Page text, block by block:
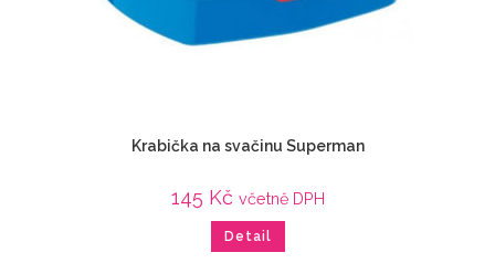
Krabička na svačinu Superman
145 Kč včetně DPH
Detail